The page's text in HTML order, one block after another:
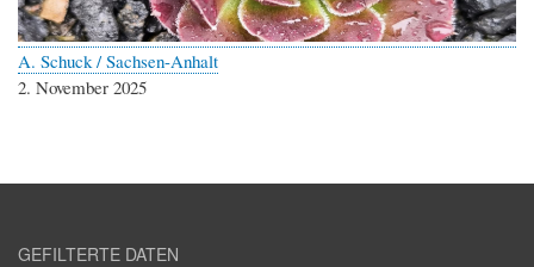
A. Schuck / Sachsen-Anhalt
2. November 2025
GEFILTERTE DATEN